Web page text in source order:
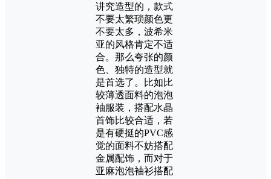
讲究造型的，款式
不要太繁琐颜色更
不要太多，波希米
亚的风格肯定不适
合。那么夸张的颜
色、独特的造型就
是首选了。比如比
较薄透面料的泡泡
袖服装，搭配水晶
首饰比较合适，若
是有硬挺的PVC感
觉的面料不妨搭配
金属配饰，而对于
亚麻泡泡袖衫搭配